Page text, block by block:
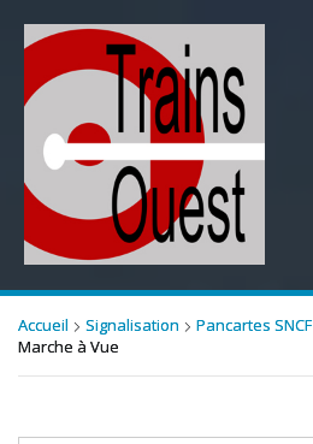
Accueil Signalisation Pancartes SNCF
Marche à Vue